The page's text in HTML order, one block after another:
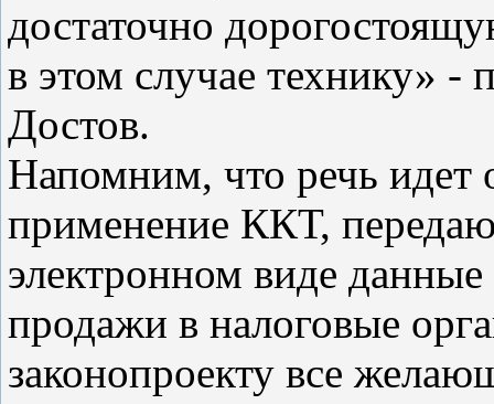
достаточно
в этом случае технику» -
Достов.
Напомним, что речь идет
применение ККТ,
электронном виде
продажи в налоговые
законопроекту все